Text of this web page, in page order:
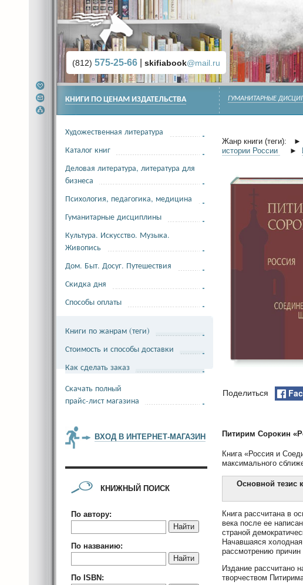
(812) 575-25-66 skifiabook@mail.ru
ГУМАНИТАРНЫЕ
Жанр книги (теги): ►
истории России
►
Поделиться
Питирим Сорокин «
Книга «Россия и
максимального
Основной тезис
Книга рассчитана в
века после ее
страной
Начавшаяся
рассмотрению
Издание рассчитано
творчеством
КНИГИ ПО ЦЕНАМ ИЗДАТЕЛЬСТВА
Художественная литература
Каталог книг
Деловая литература, литература для
бизнеса
Психология, педагогика, медицина
Гуманитарные дисциплины
Культура. Искусство. Музыка.
Живопись
Дом. Быт. Досуг. Путешествия
Скидка дня
Способы оплаты
Книги по жанрам (теги)
Стоимость и способы доставки
Как сделать заказ
Скачать полный
прайс-лист магазина
ВХОД В ИНТЕРНЕТ-МАГАЗИН
КНИЖНЫЙ ПОИСК
По автору:
Найти
По названию:
Найти
По ISBN: